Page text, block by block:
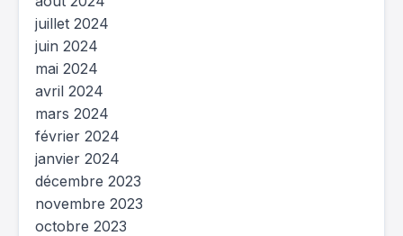
juillet 2024
juin 2024
mai 2024
avril 2024
mars 2024
février 2024
janvier 2024
décembre 2023
novembre 2023
octobre 2023